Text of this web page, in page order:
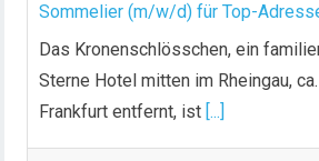
Sommelier (m/w/d) für Top-
Das Kronenschlösschen, ein
Sterne Hotel mitten im Rheingau,
Frankfurt entfernt, ist [...]